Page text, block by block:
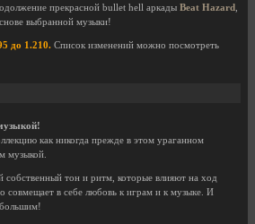
прекрасной bullet hell аркады Beat Hazard,
выбранной музыки!
до 1.210. Список изменений можно посмотреть
как никогда прежде в этом ураганном
музыкой.
собственный тон и ритм, которые влияют на ход
совмещает в себе любовь к играм и к музыке. И
большим!